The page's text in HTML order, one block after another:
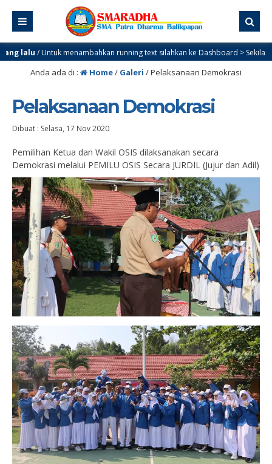
lalu / Untuk menambahkan running text silahkan ke Dashboard > Sekilas Info
Anda ada di : Home/ Galeri /Pelaksanaan Demokrasi
Pelaksanaan Demokrasi
Dibuat : Selasa, 17 Nov 2020
Pemilihan Ketua dan Wakil OSIS dilaksanakan secara
Demokrasi melalui PEMILU OSIS Secara JURDIL (Jujur dan Adil)